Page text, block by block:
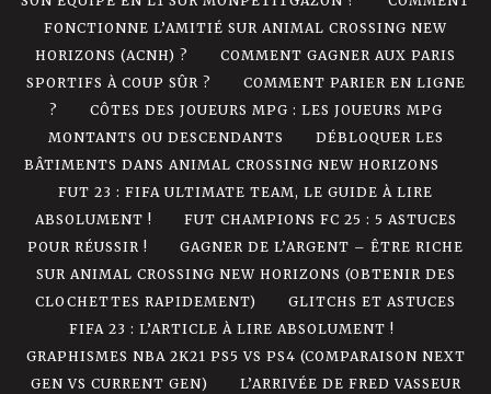
FONCTIONNE L’AMITIÉ SUR ANIMAL CROSSING NEW
HORIZONS (ACNH) ?
COMMENT GAGNER AUX PARIS
SPORTIFS À COUP SÛR ?
COMMENT PARIER EN LIGNE
?
CÔTES DES JOUEURS MPG : LES JOUEURS MPG
MONTANTS OU DESCENDANTS
DÉBLOQUER LES
BÂTIMENTS DANS ANIMAL CROSSING NEW HORIZONS
FUT 23 : FIFA ULTIMATE TEAM, LE GUIDE À LIRE
ABSOLUMENT !
FUT CHAMPIONS FC 25 : 5 ASTUCES
POUR RÉUSSIR !
GAGNER DE L’ARGENT – ÊTRE RICHE
SUR ANIMAL CROSSING NEW HORIZONS (OBTENIR DES
CLOCHETTES RAPIDEMENT)
GLITCHS ET ASTUCES
FIFA 23 : L’ARTICLE À LIRE ABSOLUMENT !
GRAPHISMES NBA 2K21 PS5 VS PS4 (COMPARAISON NEXT
GEN VS CURRENT GEN)
L’ARRIVÉE DE FRED VASSEUR